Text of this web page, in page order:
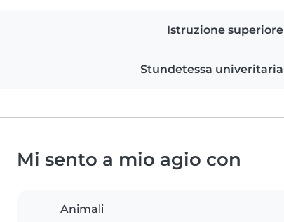
Istruzione superiore
Stundetessa univeritaria
Mi sento a mio agio con
Animali